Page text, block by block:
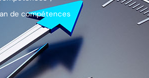
de compétences